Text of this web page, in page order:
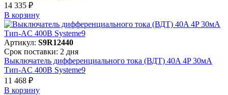
14 335 ₽
В корзинy
Артикул: S9R12440
Срок поставки: 2 дня
Выключатель дифференциального тока (ВДТ) 40A 4P 30мА
Тип-AC 400В Systeme9
11 468 ₽
В корзинy